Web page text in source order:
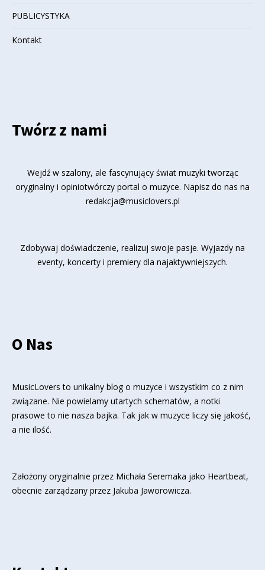
PUBLICYSTYKA
Kontakt
Twórz z nami
Wejdź w szalony, ale fascynujący świat muzyki tworząc
oryginalny i opiniotwórczy portal o muzyce. Napisz do nas na
redakcja@musiclovers.pl
Zdobywaj doświadczenie, realizuj swoje pasje. Wyjazdy na
eventy, koncerty i premiery dla najaktywniejszych.
O Nas
MusicLovers to unikalny blog o muzyce i wszystkim co z nim
związane. Nie powielamy utartych schematów, a notki
prasowe to nie nasza bajka. Tak jak w muzyce liczy się jakość,
a nie ilość.
Założony oryginalnie przez Michała Seremaka jako Heartbeat,
obecnie zarządzany przez Jakuba Jaworowicza.